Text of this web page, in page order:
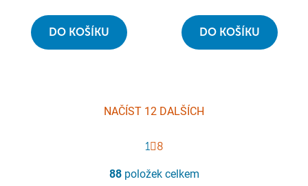
DO KOŠÍKU DO KOŠÍKU
v
NAČÍST 12 DALŠÍCH
t
á
1 8
88položek celkem